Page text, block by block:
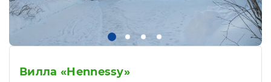
Вилла «Hennessy»